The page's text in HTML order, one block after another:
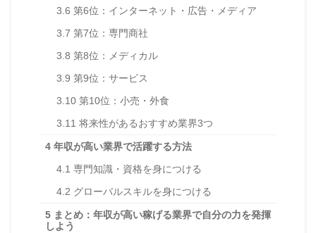
3.6 第6位：インターネット・広告・メディア
3.7 第7位：専門商社
3.8 第8位：メディカル
3.9 第9位：サービス
3.10 第10位：小売・外食
3.11 将来性があるおすすめ業界3つ
4 年収が高い業界で活躍する方法
4.1 専門知識・資格を身につける
4.2 グローバルスキルを身につける
5 まとめ：年収が高い稼げる業界で自分の力を発揮
しよう